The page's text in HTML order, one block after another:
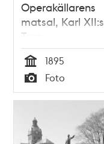
Operakällarens
matsal, Karl XII:s
Torg
Tid
1895
Typ
Foto